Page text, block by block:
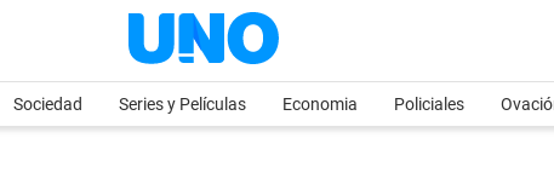
Sociedad Series y Películas Economia Policiales